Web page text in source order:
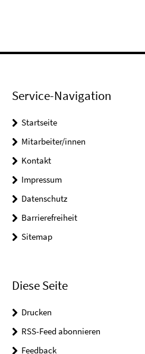
Service-Navigation
Startseite
Mitarbeiter/innen
Kontakt
Impressum
Datenschutz
Barrierefreiheit
Sitemap
Diese Seite
Drucken
RSS-Feed abonnieren
Feedback